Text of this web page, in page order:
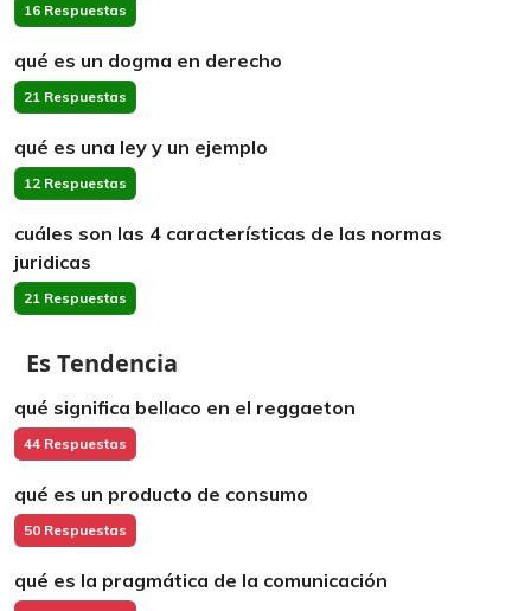
16 Respuestas
qué es un dogma en derecho
21 Respuestas
qué es una ley y un ejemplo
12 Respuestas
cuáles son las 4 características de las normas
juridicas
21 Respuestas
Es Tendencia
qué significa bellaco en el reggaeton
44 Respuestas
qué es un producto de consumo
50 Respuestas
qué es la pragmática de la comunicación